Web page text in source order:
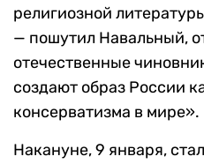
религиозной
— пошутил Навальный,
отечественные
создают образ России
консерватизма в мире».
Накануне, 9 января,